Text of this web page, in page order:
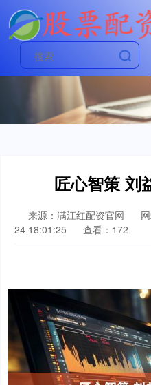
匠心智策 刘
来源：满江红配资官网
24 18:01:25
查看：172